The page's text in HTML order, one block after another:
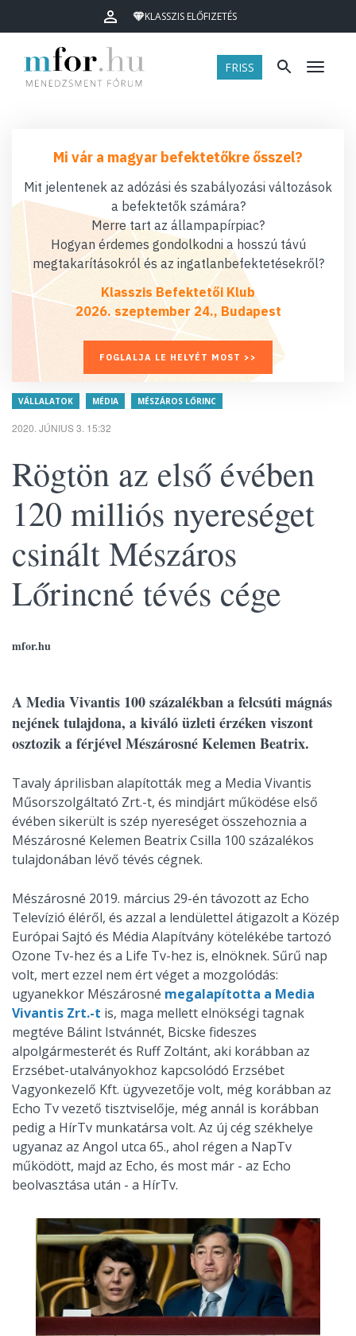
KLASSZIS ELŐFIZETÉS
FRISS Menü
Mi vár a magyar befektetőkre ősszel?
Mit jelentenek az adózási és szabályozási változások
a befektetők számára?
Merre tart az állampapírpiac?
Hogyan érdemes gondolkodni a hosszú távú
megtakarításokról és az ingatlanbefektetésekről?
Klasszis Befektetői Klub
2026. szeptember 24., Budapest
FOGLALJA LE HELYÉT MOST >>
VÁLLALATOK MÉDIA MÉSZÁROS LŐRINC
2020. JÚNIUS 3. 15:32
Rögtön az első évében
120 milliós nyereséget
csinált Mészáros
Lőrincné tévés cége
mfor.hu
A Media Vivantis 100 százalékban a felcsúti mágnás
nejének tulajdona, a kiváló üzleti érzéken viszont
osztozik a férjével Mészárosné Kelemen Beatrix.
Tavaly áprilisban alapították meg a Media Vivantis
Műsorszolgáltató Zrt.-t, és mindjárt működése első
évében sikerült is szép nyereséget összehoznia a
Mészárosné Kelemen Beatrix Csilla 100 százalékos
tulajdonában lévő tévés cégnek.
Mészárosné 2019. március 29-én távozott az Echo
Televízió éléről, és azzal a lendülettel átigazolt a Közép
Európai Sajtó és Média Alapítvány kötelékébe tartozó
Ozone Tv-hez és a Life Tv-hez is, elnöknek. Sűrű nap
volt, mert ezzel nem ért véget a mozgolódás:
ugyanekkor Mészárosné megalapította a Media
Vivantis Zrt.-t is, maga mellett elnökségi tagnak
megtéve Bálint Istvánnét, Bicske fideszes
alpolgármesterét és Ruff Zoltánt, aki korábban az
Erzsébet-utalványokhoz kapcsolódó Erzsébet
Vagyonkezelő Kft. ügyvezetője volt, még korábban az
Echo Tv vezető tisztviselője, még annál is korábban
pedig a HírTv munkatársa volt. Az új cég székhelye
ugyanaz az Angol utca 65., ahol régen a NapTv
működött, majd az Echo, és most már - az Echo
beolvasztása után - a HírTv.